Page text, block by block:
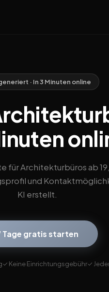
· In 3 Minuten online
für Architekturbüros ab
und
KI erstellt.
Tage gratis starten
✓ Keine Einrichtungsgebühr✓